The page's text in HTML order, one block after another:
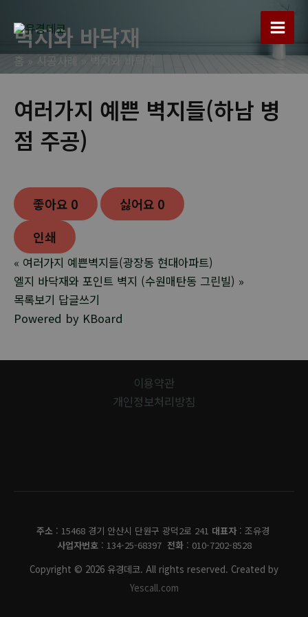
Main
벽지와 바닥재
홈 시공사례 벽지와 바닥재
여러가지 예쁜 벽지들(하남 병
점 주공)
좋아요 0 싫어요 0
인쇄
« 여러가지 예쁜벽지들(광장동 현대아파트)
엘지 바닥재와 포인트 벽지 (수원매탄동 그린빌) »
목록보기 답글쓰기
Powered by KBoard
이용약관
개인정보처리방침
주소 : 15468 경기 안산시 단원구 광덕2로 241 대표자: 조유경
사업자번호: 134-25-68397 전화: 010-7202-8528
Copyright © 2026 유경데코. All rights reserved. Created by
Yescall.com